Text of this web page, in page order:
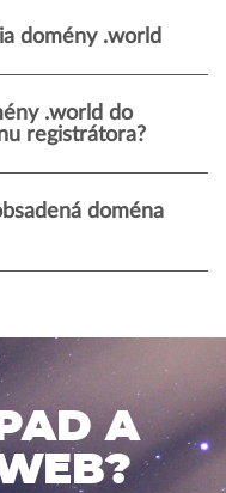
domény .world
.world do
registrátora?
doména
A